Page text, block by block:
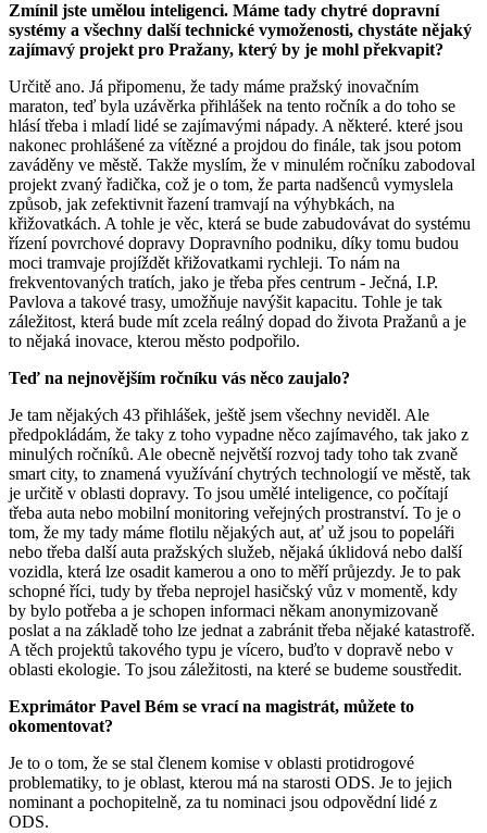
Zmínil jste umělou inteligenci. Máme tady chytré dopravní
systémy a všechny další technické vymoženosti, chystáte nějaký
zajímavý projekt pro Pražany, který by je mohl překvapit?
Určitě ano. Já připomenu, že tady máme pražský inovačním
maraton, teď byla uzávěrka přihlášek na tento ročník a do toho se
hlásí třeba i mladí lidé se zajímavými nápady. A některé. které jsou
nakonec prohlášené za vítězné a projdou do finále, tak jsou potom
zaváděny ve městě. Takže myslím, že v minulém ročníku zabodoval
projekt zvaný řadička, což je o tom, že parta nadšenců vymyslela
způsob, jak zefektivnit řazení tramvají na výhybkách, na
křižovatkách. A tohle je věc, která se bude zabudovávat do systému
řízení povrchové dopravy Dopravního podniku, díky tomu budou
moci tramvaje projíždět křižovatkami rychleji. To nám na
frekventovaných tratích, jako je třeba přes centrum - Ječná, I.P.
Pavlova a takové trasy, umožňuje navýšit kapacitu. Tohle je tak
záležitost, která bude mít zcela reálný dopad do života Pražanů a je
to nějaká inovace, kterou město podpořilo.
Teď na nejnovějším ročníku vás něco zaujalo?
Je tam nějakých 43 přihlášek, ještě jsem všechny neviděl. Ale
předpokládám, že taky z toho vypadne něco zajímavého, tak jako z
minulých ročníků. Ale obecně největší rozvoj tady toho tak zvaně
smart city, to znamená využívání chytrých technologií ve městě, tak
je určitě v oblasti dopravy. To jsou umělé inteligence, co počítají
třeba auta nebo mobilní monitoring veřejných prostranství. To je o
tom, že my tady máme flotilu nějakých aut, ať už jsou to popeláři
nebo třeba další auta pražských služeb, nějaká úklidová nebo další
vozidla, která lze osadit kamerou a ono to měří průjezdy. Je to pak
schopné říci, tudy by třeba neprojel hasičský vůz v momentě, kdy
by bylo potřeba a je schopen informaci někam anonymizovaně
poslat a na základě toho lze jednat a zabránit třeba nějaké katastrofě.
A těch projektů takového typu je vícero, buďto v dopravě nebo v
oblasti ekologie. To jsou záležitosti, na které se budeme soustředit.
Exprimátor Pavel Bém se vrací na magistrát, můžete to
okomentovat?
Je to o tom, že se stal členem komise v oblasti protidrogové
problematiky, to je oblast, kterou má na starosti ODS. Je to jejich
nominant a pochopitelně, za tu nominaci jsou odpovědní lidé z
ODS.